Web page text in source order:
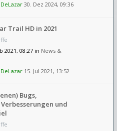
30. Dez 2024, 09:36
Trail HD in 2021
2021, 08:27 in News &
15. Jul 2021, 13:52
Bugs,
und